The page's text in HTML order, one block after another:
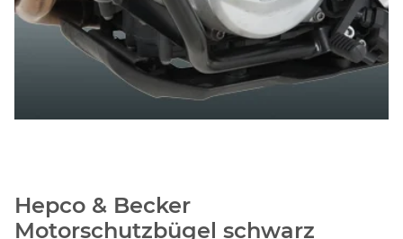
Hepco & Becker
Motorschutzbügel schwarz